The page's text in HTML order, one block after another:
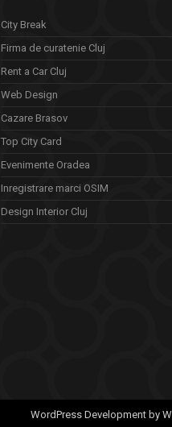
City Break
Firma de curatenie Cluj
Rent a Car Cluj
Web Design
Cazare Brasov
Top City Card
Evenimente Oradea
Inregistrare marci OSIM
Design Interior Cluj
WordPress Development by